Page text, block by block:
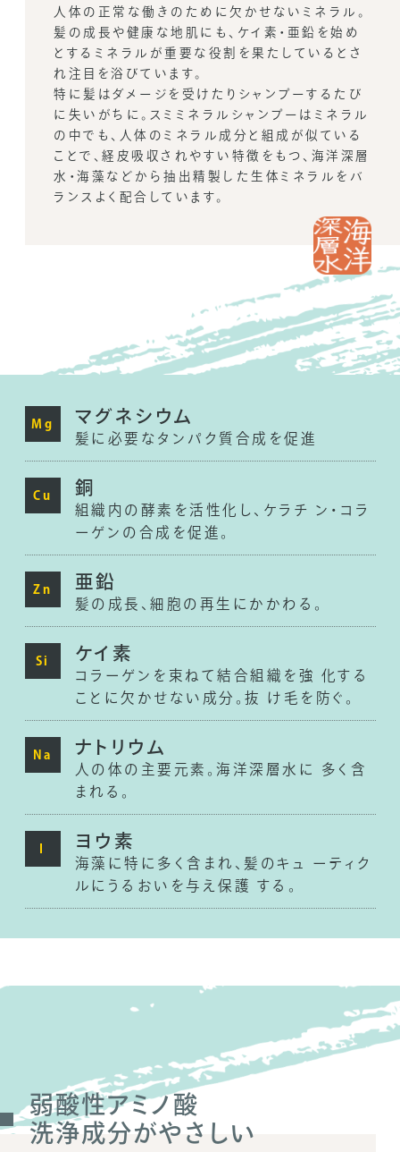
送料は、540円(
4,320円(税込)以上のご
ハイグレードの
微粒子薬用炭